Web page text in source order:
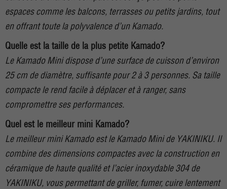
espaces comme les balcons, terrasses ou petits jardins, tout
en offrant toute la polyvalence d’un Kamado.
Quelle est la taille de la plus petite Kamado?
Le Kamado Mini dispose d’une surface de cuisson d’environ
25 cm de diamètre, suffisante pour 2 à 3 personnes. Sa taille
compacte le rend facile à déplacer et à ranger, sans
compromettre ses performances.
Quel est le meilleur mini Kamado?
Le meilleur mini Kamado est le Kamado Mini de YAKINIKU. Il
combine des dimensions compactes avec la construction en
céramique de haute qualité et l’acier inoxydable 304 de
YAKINIKU, vous permettant de griller, fumer, cuire lentement